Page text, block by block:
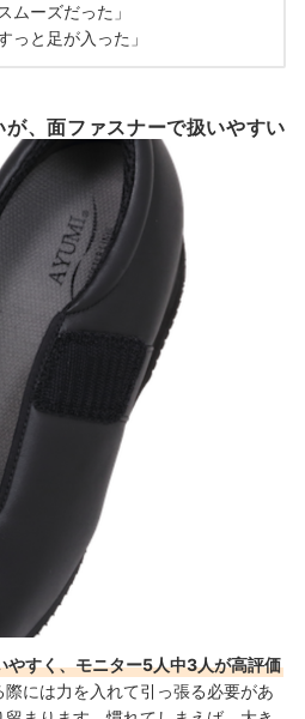
ムーズだった」
っと足が入った」
、面ファスナーで扱いやすい
やすく、モニター5人中3人が高評価
には力を入れて引っ張る必要があ